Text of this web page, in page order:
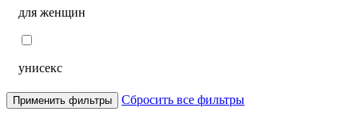
для женщин
унисекс
Применить фильтры Сбросить все фильтры